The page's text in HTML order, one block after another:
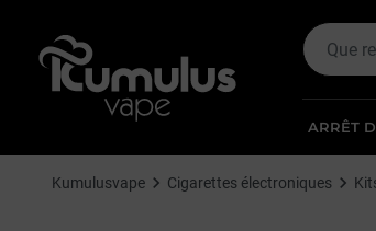
ARRÊT
Kumulusvape Cigarettes électroniques